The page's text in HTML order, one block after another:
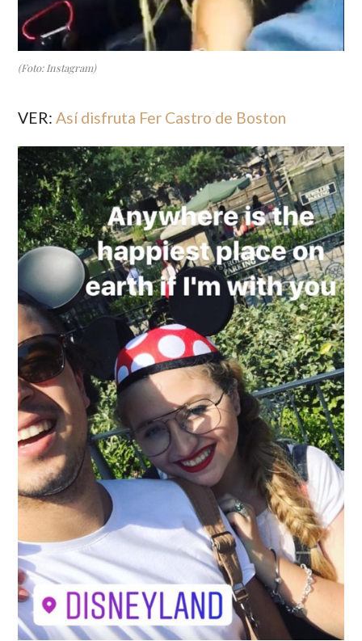
(Foto: Instagram)
VER: Así disfruta Fer Castro de Boston